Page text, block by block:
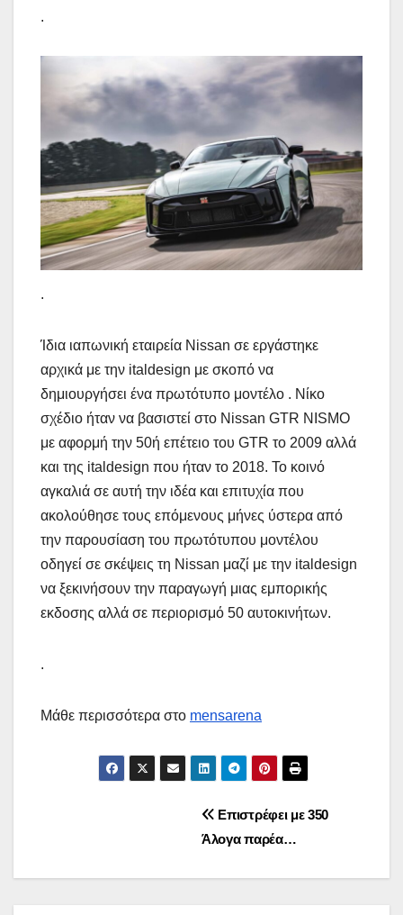
.
.
Ίδια ιαπωνική εταιρεία Nissan σε εργάστηκε
αρχικά με την italdesign με σκοπό να
δημιουργήσει ένα πρωτότυπο μοντέλο . Νίκο
σχέδιο ήταν να βασιστεί στο Nissan GTR NISMO
με αφορμή την 50ή επέτειο του GTR το 2009 αλλά
και της italdesign που ήταν το 2018. Το κοινό
αγκαλιά σε αυτή την ιδέα και επιτυχία που
ακολούθησε τους επόμενους μήνες ύστερα από
την παρουσίαση του πρωτότυπου μοντέλου
οδηγεί σε σκέψεις τη Nissan μαζί με την italdesign
να ξεκινήσουν την παραγωγή μιας εμπορικής
εκδοσης αλλά σε περιορισμό 50 αυτοκινήτων.
.
Μάθε περισσότερα στο mensarena
Επιστρέφει με 350
Άλογα παρέα…